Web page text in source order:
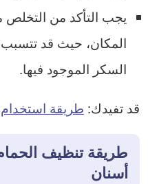
يجب التأكد من التخلص
المكان، حيث قد تتسبب
السكر الموجود فيها.
قد تفيدك: طريقة
طريقة تنظيف
أسنان